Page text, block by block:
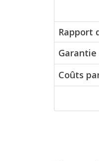
Rapport
Garantie
Coûts